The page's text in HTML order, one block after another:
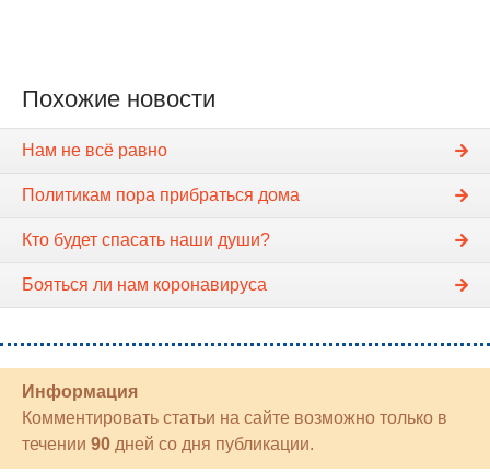
Похожие новости
Нам не всё равно
Политикам пора прибраться дома
Кто будет спасать наши души?
Бояться ли нам коронавируса
Информация
Комментировать статьи на сайте возможно только в
течении 90 дней со дня публикации.